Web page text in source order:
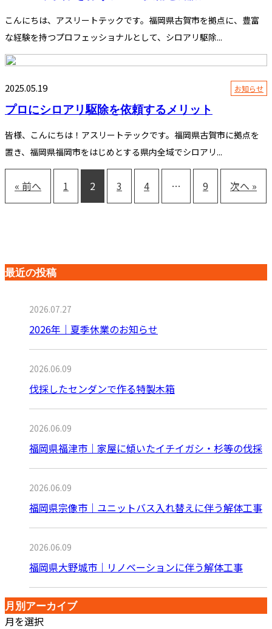
こんにちは、アスリートテックです。福岡県古賀市を拠点に、豊富
な経験を持つプロフェッショナルとして、シロアリ駆除...
2025.05.19 お知らせ
プロにシロアリ駆除を依頼するメリット
皆様、こんにちは！アスリートテックです。福岡県古賀市に拠点を
置き、福岡県福岡市をはじめとする県内全域でシロアリ...
« 前へ 1 2 3 4 … 9 次へ »
最近の投稿
2026.07.27
2026年｜夏季休業のお知らせ
2026.06.09
伐採したセンダンで作る特製木箱
2026.06.09
福岡県福津市｜家屋に傾いたイチイガシ・杉等の伐採
2026.06.09
福岡県宗像市｜ユニットバス入れ替えに伴う解体工事
2026.06.09
福岡県大野城市｜リノベーションに伴う解体工事
月別アーカイブ
月を選択